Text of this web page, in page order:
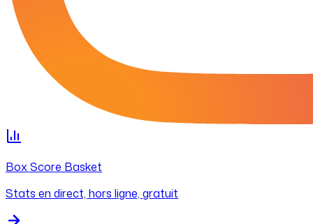
Box Score Basket
Stats en direct, hors ligne, gratuit